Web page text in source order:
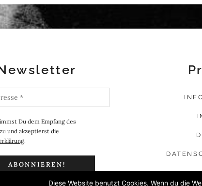
Du dem Empfang des
und akzeptierst die
.
Diese Website benutzt Cookies. Wenn du die